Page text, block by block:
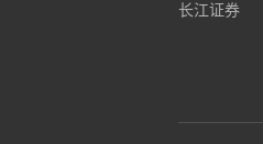
长江证券